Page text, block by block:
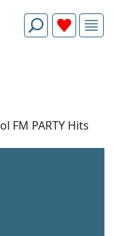
FM PARTY Hits